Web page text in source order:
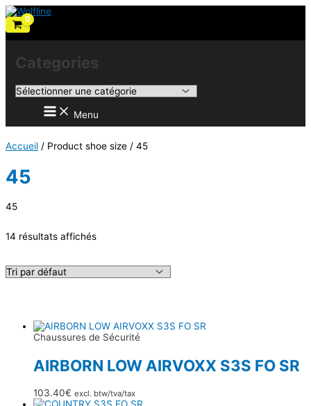
Aller
au
contenu
Categories
Menu
Accueil / Product shoe size / 45
45
45
14 résultats affichés
Chaussures de Sécurité
AIRBORN LOW AIRVOXX S3S FO SR
103.40€ excl. btw/tva/tax